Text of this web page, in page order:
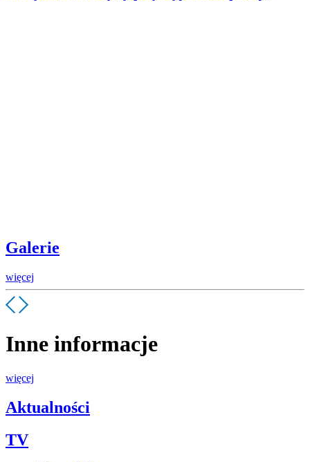
Galerie
więcej
Inne informacje
więcej
Aktualności
TV